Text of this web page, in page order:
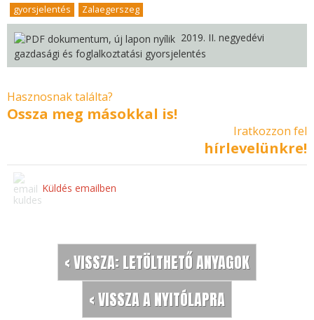
gyorsjelentés Zalaegerszeg
2019. II. negyedévi
gazdasági és foglalkoztatási gyorsjelentés
Hasznosnak találta?
Ossza meg másokkal is!
Iratkozzon fel
hírlevelünkre!
Küldés emailben
< VISSZA: LETÖLTHETŐ ANYAGOK
< VISSZA A NYITÓLAPRA